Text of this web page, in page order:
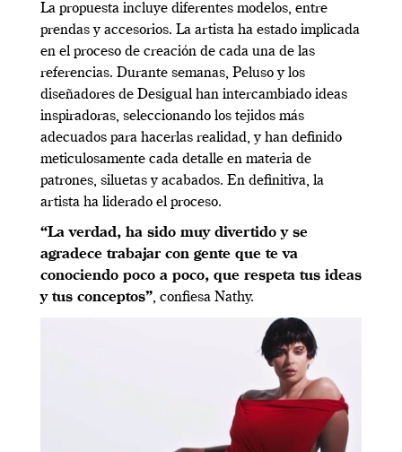
La propuesta incluye diferentes modelos, entre
prendas y accesorios. La artista ha estado implicada
en el proceso de creación de cada una de las
referencias. Durante semanas, Peluso y los
diseñadores de Desigual han intercambiado ideas
inspiradoras, seleccionando los tejidos más
adecuados para hacerlas realidad, y han definido
meticulosamente cada detalle en materia de
patrones, siluetas y acabados. En definitiva, la
artista ha liderado el proceso.
“La verdad, ha sido muy divertido y se
agradece trabajar con gente que te va
conociendo poco a poco, que respeta tus ideas
y tus conceptos”, confiesa Nathy.